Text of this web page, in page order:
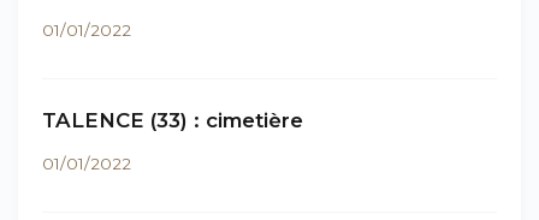
01/01/2022
TALENCE (33) : cimetière
01/01/2022